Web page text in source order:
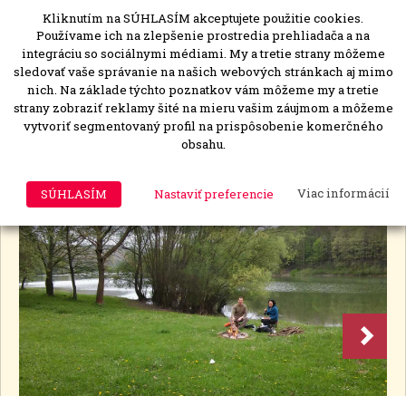
MENU
Chtelnica
Kliknutím na SÚHLASÍM akceptujete použitie cookies.
Používame ich na zlepšenie prostredia prehliadača a na
integráciu so sociálnymi médiami. My a tretie strany môžeme
sledovať vaše správanie na našich webových stránkach aj mimo
nich. Na základe týchto poznatkov vám môžeme my a tretie
strany zobraziť reklamy šité na mieru vašim záujmom a môžeme
vytvoriť segmentovaný profil na prispôsobenie komerčného
obsahu.
SÚHLASÍM Nastaviť preferencie Viac informácií